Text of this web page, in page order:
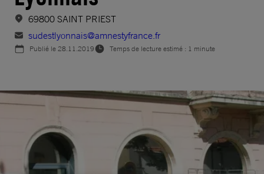
69800 SAINT PRIEST
sudestlyonnais@amnestyfrance.fr
Publié le28.11.2019 Temps de lecture estimé : 1 minute